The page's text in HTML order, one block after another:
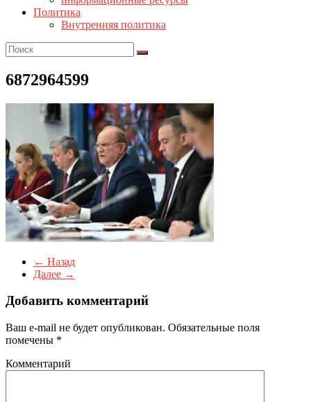
Политика
Внутренняя политика
6872964599
← Назад
Далее →
Добавить комментарий
Ваш e-mail не будет опубликован. Обязательные поля
помечены *
Комментарий